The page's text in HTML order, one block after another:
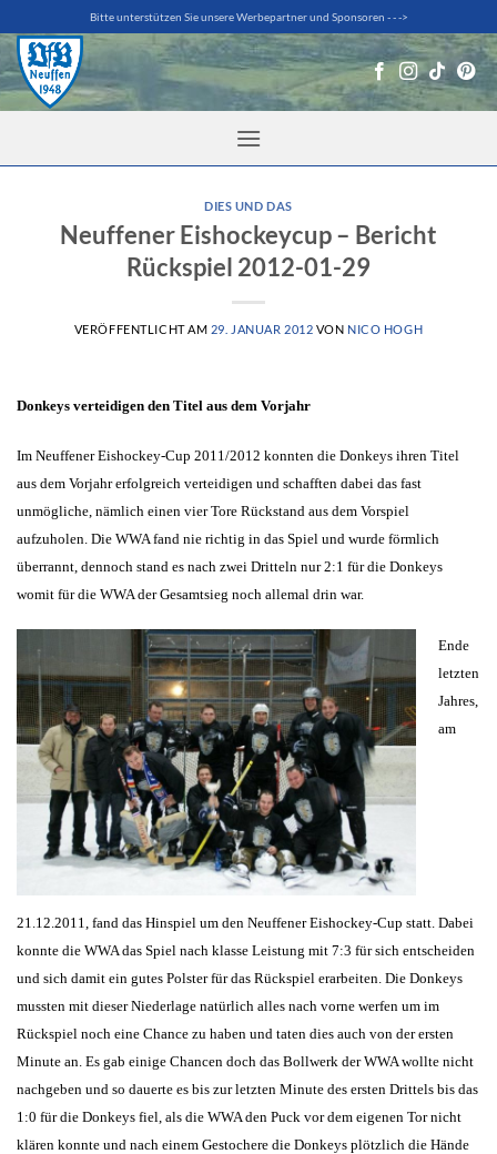
Inhalt
springen
Bitte unterstützen Sie unsere Werbepartner und Sponsoren - - ->
DIES UND DAS
Neuffener Eishockeycup – Bericht
Rückspiel 2012-01-29
VERÖFFENTLICHT AM 29. JANUAR 2012 VON NICO HOGH
Donkeys verteidigen den Titel aus dem Vorjahr
Im Neuffener Eishockey-Cup 2011/2012 konnten die Donkeys ihren Titel
aus dem Vorjahr erfolgreich verteidigen und schafften dabei das fast
unmögliche, nämlich einen vier Tore Rückstand aus dem Vorspiel
aufzuholen. Die WWA fand nie richtig in das Spiel und wurde förmlich
überrannt, dennoch stand es nach zwei Dritteln nur 2:1 für die Donkeys
womit für die WWA der Gesamtsieg noch allemal drin war.
Ende
letzten
Jahres,
am
21.12.2011, fand das Hinspiel um den Neuffener Eishockey-Cup statt. Dabei
konnte die WWA das Spiel nach klasse Leistung mit 7:3 für sich entscheiden
und sich damit ein gutes Polster für das Rückspiel erarbeiten. Die Donkeys
mussten mit dieser Niederlage natürlich alles nach vorne werfen um im
Rückspiel noch eine Chance zu haben und taten dies auch von der ersten
Minute an. Es gab einige Chancen doch das Bollwerk der WWA wollte nicht
nachgeben und so dauerte es bis zur letzten Minute des ersten Drittels bis das
1:0 für die Donkeys fiel, als die WWA den Puck vor dem eigenen Tor nicht
klären konnte und nach einem Gestochere die Donkeys plötzlich die Hände